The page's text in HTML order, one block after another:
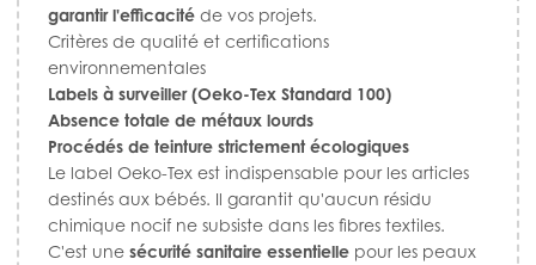
garantir l'efficacité de vos projets.
Critères de qualité et certifications
environnementales
Labels à surveiller (Oeko-Tex Standard 100)
Absence totale de métaux lourds
Procédés de teinture strictement écologiques
Le label Oeko-Tex est indispensable pour les articles
destinés aux bébés. Il garantit qu'aucun résidu
chimique nocif ne subsiste dans les fibres textiles.
C'est une sécurité sanitaire essentielle pour les peaux